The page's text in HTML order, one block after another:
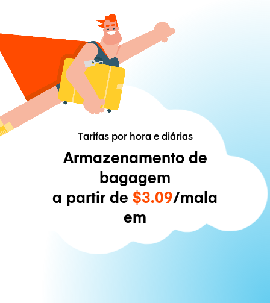
Tarifas por hora e diárias
Armazenamento de
bagagem
a partir de $3.09/mala
em